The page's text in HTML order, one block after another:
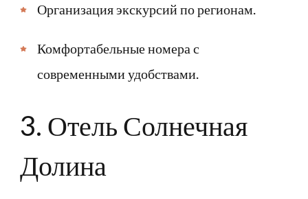
Организация экскурсий по регионам.
Комфортабельные номера с
современными удобствами.
3. Отель Солнечная
Долина